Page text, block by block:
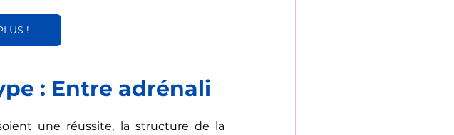
!
: Entre adrénali
une réussite, la structure de la